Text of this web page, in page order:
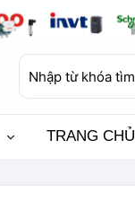
kiếm:
TRANG CHỦ